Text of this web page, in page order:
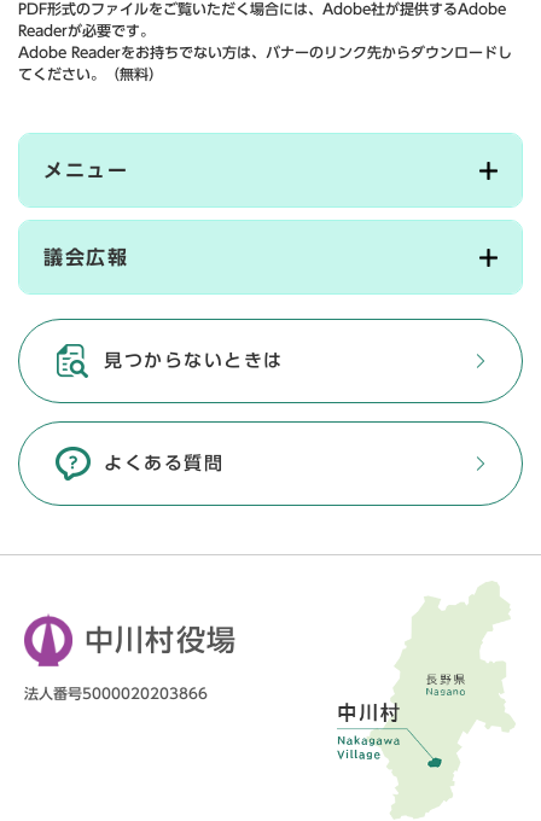
PDF形式のファイルをご覧いただく場合には、Adobe社が提供するAdobe
Readerが必要です。
Adobe Readerをお持ちでない方は、バナーのリンク先からダウンロードし
てください。（無料）
メニュー
議会広報
見つからないときは
よくある質問
中川村役場
法人番号5000020203866